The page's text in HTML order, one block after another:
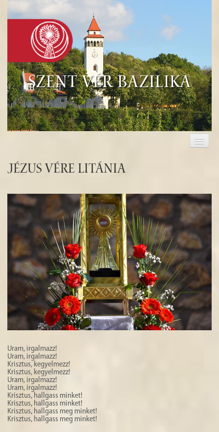
Szent Vér Bazilika
KEGYHELY
TURISZTIKA
HISTÓRIA
GALÉRIA
Jézus Vére Litánia
Uram, irgalmazz!
Uram, irgalmazz!
Krisztus, kegyelmezz!
Krisztus, kegyelmezz!
Uram, irgalmazz!
Uram, irgalmazz!
Krisztus, hallgass minket!
Krisztus, hallgass minket!
Krisztus, hallgass meg minket!
Krisztus, hallgass meg minket!